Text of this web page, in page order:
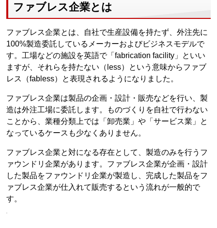
ファブレス企業とは
ファブレス企業とは、自社で生産設備を持たず、外注先に
100%製造委託しているメーカーおよびビジネスモデルで
す。工場などの施設を英語で「fabrication facility」といい
ますが、それらを持たない（less）という意味からファブ
レス（fabless）と表現されるようになりました。
ファブレス企業は製品の企画・設計・販売などを行い、製
造は外注工場に委託します。ものづくりを自社で行わない
ことから、業種分類上では「卸売業」や「サービス業」と
なっているケースも少なくありません。
ファブレス企業と対になる存在として、製造のみを行うフ
ァウンドリ企業があります。ファブレス企業が企画・設計
した製品をファウンドリ企業が製造し、完成した製品をフ
ァブレス企業が仕入れて販売するという流れが一般的で
す。